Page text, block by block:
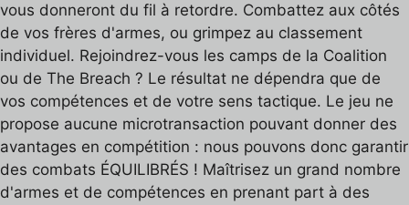
vous donneront du fil à retordre. Combattez aux côtés
de vos frères d'armes, ou grimpez au classement
individuel. Rejoindrez-vous les camps de la Coalition
ou de The Breach ? Le résultat ne dépendra que de
vos compétences et de votre sens tactique. Le jeu ne
propose aucune microtransaction pouvant donner des
avantages en compétition : nous pouvons donc garantir
des combats ÉQUILIBRÉS ! Maîtrisez un grand nombre
d'armes et de compétences en prenant part à des